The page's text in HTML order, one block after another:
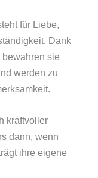
für Liebe,
Dank
sie
werden zu
kraftvoller
dann, wenn
ihre eigene